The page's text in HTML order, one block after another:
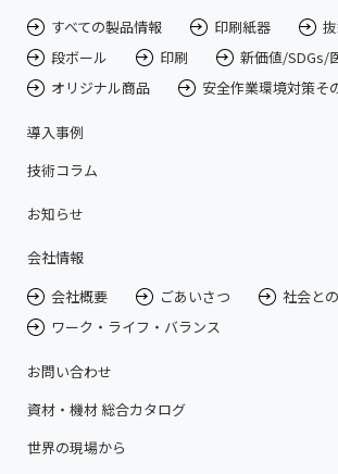
すべての製品情報
印刷紙器
段ボール
印刷
新価値/SDGs/
オリジナル商品
安全作業環境対策そ
導入事例
技術コラム
お知らせ
会社情報
会社概要
ごあいさつ
社会と
ワーク・ライフ・バランス
お問い合わせ
資材・機材 総合カタログ
世界の現場から